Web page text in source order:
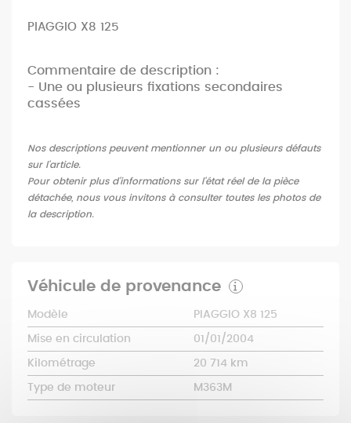
PIAGGIO X8 125
Commentaire de description :
- Une ou plusieurs fixations secondaires
cassées
Nos descriptions peuvent mentionner un ou plusieurs défauts
sur l'article.
Pour obtenir plus d'informations sur l'état réel de la pièce
détachée, nous vous invitons à consulter toutes les photos de
la description.
Véhicule de provenance
Modèle PIAGGIO X8 125
Mise en circulation 01/01/2004
Kilométrage 20 714 km
Type de moteur M363M